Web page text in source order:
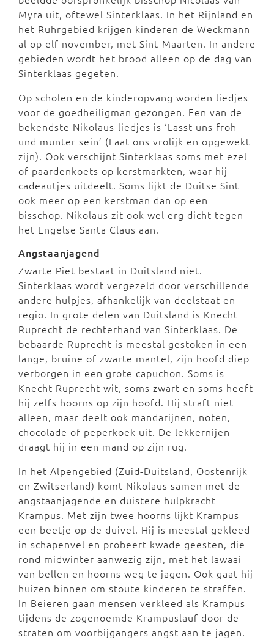
Myra uit, oftewel Sinterklaas. In het Rijnland en
het Ruhrgebied krijgen kinderen de Weckmann
al op elf november, met Sint-Maarten. In andere
gebieden wordt het brood alleen op de dag van
Sinterklaas gegeten.
Op scholen en de kinderopvang worden liedjes
voor de goedheiligman gezongen. Een van de
bekendste Nikolaus-liedjes is ‘Lasst uns froh
und munter sein’ (Laat ons vrolijk en opgewekt
zijn). Ook verschijnt Sinterklaas soms met ezel
of paardenkoets op kerstmarkten, waar hij
cadeautjes uitdeelt. Soms lijkt de Duitse Sint
ook meer op een kerstman dan op een
bisschop. Nikolaus zit ook wel erg dicht tegen
het Engelse Santa Claus aan.
Angstaanjagend
Zwarte Piet bestaat in Duitsland niet.
Sinterklaas wordt vergezeld door verschillende
andere hulpjes, afhankelijk van deelstaat en
regio. In grote delen van Duitsland is Knecht
Ruprecht de rechterhand van Sinterklaas. De
bebaarde Ruprecht is meestal gestoken in een
lange, bruine of zwarte mantel, zijn hoofd diep
verborgen in een grote capuchon. Soms is
Knecht Ruprecht wit, soms zwart en soms heeft
hij zelfs hoorns op zijn hoofd. Hij straft niet
alleen, maar deelt ook mandarijnen, noten,
chocolade of peperkoek uit. De lekkernijen
draagt hij in een mand op zijn rug.
In het Alpengebied (Zuid-Duitsland, Oostenrijk
en Zwitserland) komt Nikolaus samen met de
angstaanjagende en duistere hulpkracht
Krampus. Met zijn twee hoorns lijkt Krampus
een beetje op de duivel. Hij is meestal gekleed
in schapenvel en probeert kwade geesten, die
rond midwinter aanwezig zijn, met het lawaai
van bellen en hoorns weg te jagen. Ook gaat hij
huizen binnen om stoute kinderen te straffen.
In Beieren gaan mensen verkleed als Krampus
tijdens de zogenoemde Krampuslauf door de
straten om voorbijgangers angst aan te jagen.